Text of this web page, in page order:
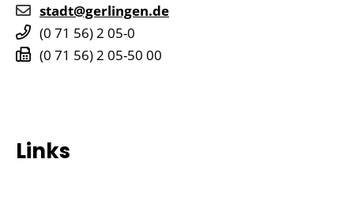
stadt@gerlingen.de
(0 71 56) 2 05-0
(0 71 56) 2 05-50 00
Links